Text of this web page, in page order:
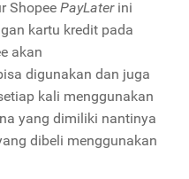
Shopee PayLater ini
kartu kredit pada
akan
digunakan dan juga
kali menggunakan
yang dimiliki nantinya
dibeli menggunakan